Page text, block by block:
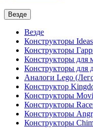
Везде
Везде
Конструкторы Ideas
Конструкторы
Конструкторы для
Конструкторы для
Аналоги Lego
Конструктор
Конструкторы
Конструкторы
Конструкторы
Конструкторы